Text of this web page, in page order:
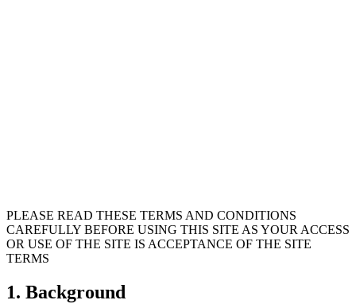
PLEASE READ THESE TERMS AND CONDITIONS
CAREFULLY BEFORE USING THIS SITE AS YOUR ACCESS
OR USE OF THE SITE IS ACCEPTANCE OF THE SITE
TERMS
1. Background